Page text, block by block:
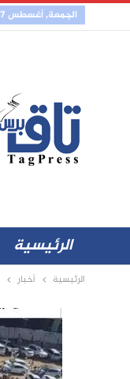
الجمعة, أغسطس 7, 2026
الرئيسية
الرئيسية أخبار